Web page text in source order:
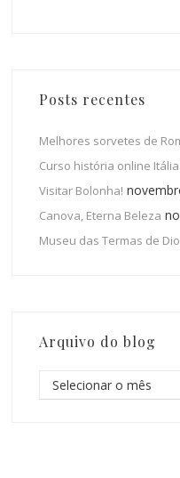
Posts recentes
Melhores sorvetes de
Curso história online Itália
Visitar Bolonha!
Canova, Eterna Beleza
Museu das Termas de
Arquivo do blog